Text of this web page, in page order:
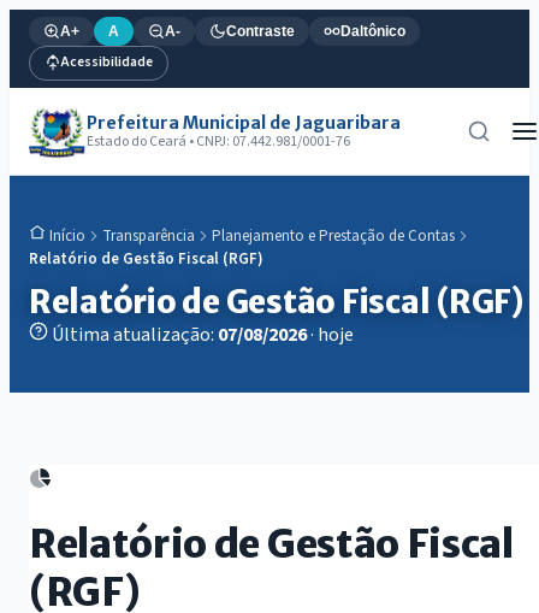
A+ A A- Contraste Daltônico
Acessibilidade
Prefeitura Municipal de Jaguaribara
Estado do Ceará • CNPJ: 07.442.981/0001-76
Início Transparência
Planejamento e Prestação de Contas
Relatório de Gestão Fiscal (RGF)
Relatório de Gestão Fiscal (RGF)
Última atualização: 07/08/2026· hoje
Relatório de Gestão Fiscal
(RGF)